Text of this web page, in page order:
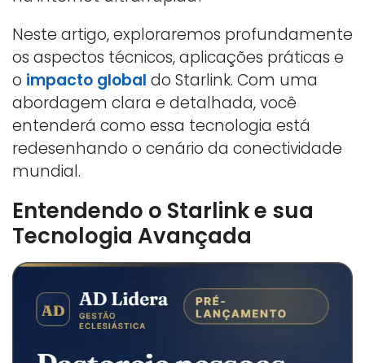
Neste artigo, exploraremos profundamente
os aspectos técnicos, aplicações práticas e
o impacto global do Starlink. Com uma
abordagem clara e detalhada, você
entenderá como essa tecnologia está
redesenhando o cenário da conectividade
mundial.
Entendendo o Starlink e sua
Tecnologia Avançada